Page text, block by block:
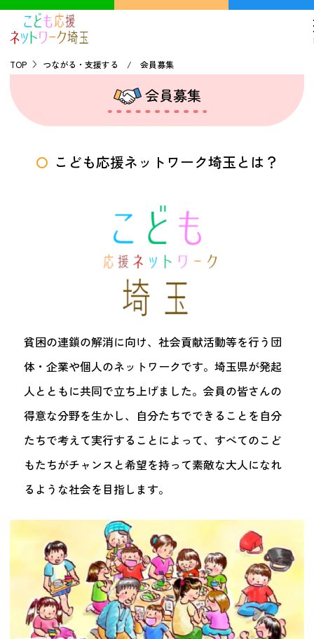
新着情報 音声読み上げ
会員登録
お問い合わせ
こどもの居場所マップ
フードパントリーマップ
地域ネットワークの紹介
バーチャルユースセンター
会員募集
会員紹介
マッチング掲示板
お金を寄付する（埼玉県社会福祉協議会HP）
資料・動画
助成金情報
TOP つながる・支援する / 会員募集
会員募集
こども応援ネットワーク埼玉とは？
貧困の連鎖の解消に向け、社会貢献活動等を行う団
体・企業や個人のネットワークです。埼玉県が発起
人とともに共同で立ち上げました。会員の皆さんの
得意な分野を生かし、自分たちでできることを自分
たちで考えて実行することによって、すべてのこど
もたちがチャンスと希望を持って素敵な大人になれ
るような社会を目指します。